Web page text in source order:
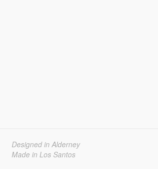
Designed in Alderney
Made in Los Santos